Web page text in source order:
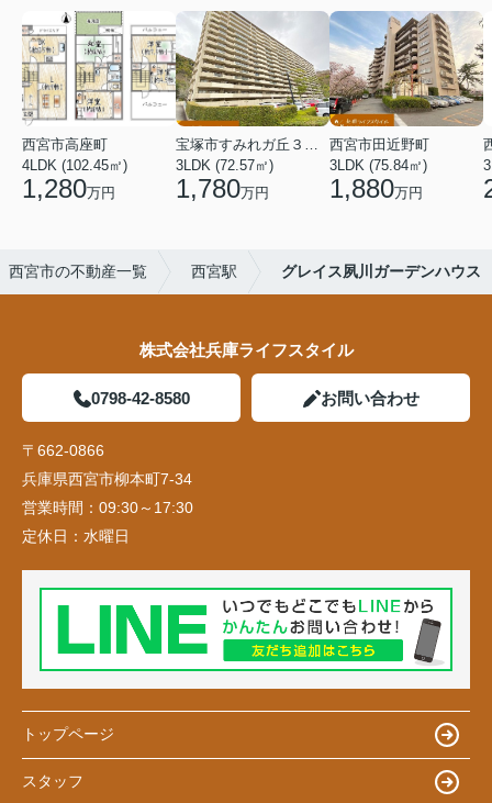
西宮市高座町
4LDK (102.45㎡)
1,280万円
宝塚市すみれガ丘３丁目
3LDK (72.57㎡)
1,780万円
西宮市田近野町
3LDK (75.84㎡)
1,880万円
西宮市の不動産一覧 西宮駅 グレイス夙川ガーデンハウス
株式会社兵庫ライフスタイル
0798-42-8580 お問い合わせ
〒662-0866
兵庫県西宮市柳本町7-34
営業時間： 09:30～17:30
定休日： 水曜日
トップページ
スタッフ